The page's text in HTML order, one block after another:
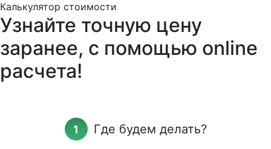
Калькулятор стоимости
Узнайте точную цену
заранее, с помощью online
расчета!
Где будем делать?